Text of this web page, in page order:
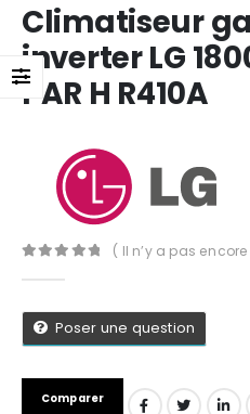
Climatiseur
inverter LG
PAR H R410A
( Il n’y a pas
Poser une question
Comparer